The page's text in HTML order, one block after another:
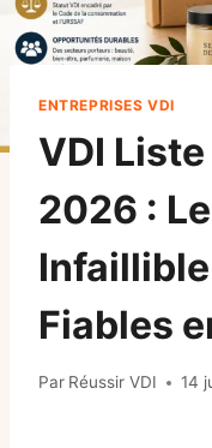
ENTREPRISES VDI
VDI
2026 :
Fiables
Par Réussir VDI 14